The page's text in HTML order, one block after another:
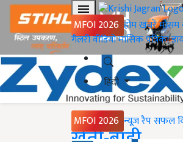
MFOI 2026 होमख़बरेंमौसम
गैलरीवीडियोमासिक पत्रिका
हिंदी
MFOI 2026 न्यूज़ रैपसफल
Home